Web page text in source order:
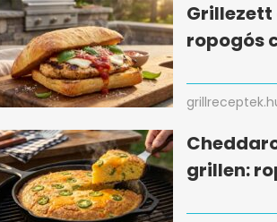
ropogós
grillen: